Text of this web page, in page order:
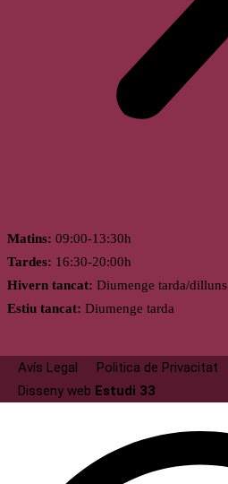
Matins: 09:00-13:30h
Tardes: 16:30-20:00h
Hivern tancat: Diumenge tarda/dilluns
Estiu tancat: Diumenge tarda
Avís Legal Politica de Privacitat
Disseny web Estudi 33